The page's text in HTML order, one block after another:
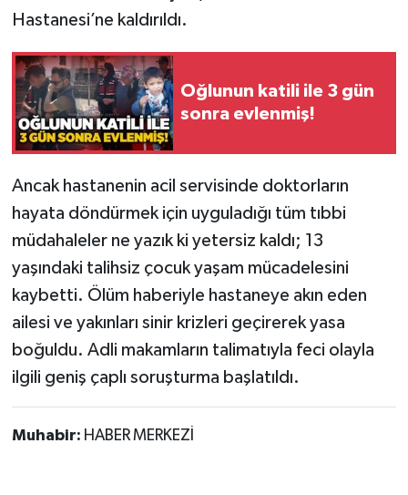
Hastanesi’ne kaldırıldı.
Oğlunun katili ile 3 gün
sonra evlenmiş!
Ancak hastanenin acil servisinde doktorların
hayata döndürmek için uyguladığı tüm tıbbi
müdahaleler ne yazık ki yetersiz kaldı; 13
yaşındaki talihsiz çocuk yaşam mücadelesini
kaybetti. Ölüm haberiyle hastaneye akın eden
ailesi ve yakınları sinir krizleri geçirerek yasa
boğuldu. Adli makamların talimatıyla feci olayla
ilgili geniş çaplı soruşturma başlatıldı.
Muhabir: HABER MERKEZİ